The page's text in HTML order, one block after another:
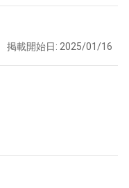
掲載開始日: 2025/01/16